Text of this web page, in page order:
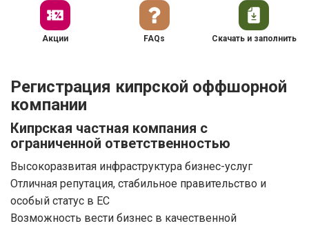
Акции FAQs Скачать и заполнить
Регистрация кипрской оффшорной
компании
Кипрская частная компания с
ограниченной ответственностью
Высокоразвитая инфраструктура бизнес-услуг
Отличная репутация, стабильное правительство и
особый статус в ЕС
Возможность вести бизнес в качественной